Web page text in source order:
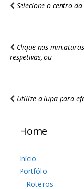
Selecione o centro
Clique nas
respetivas, ou
Utilize a lupa para
Home
Início
Portfólio
Roteiros